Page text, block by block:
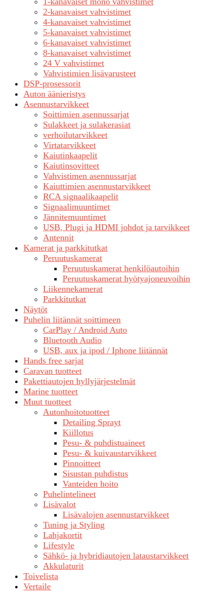
2-kanavaiset vahvistimet
4-kanavaiset vahvistimet
5-kanavaiset vahvistimet
6-kanavaiset vahvistimet
8-kanavaiset vahvistimet
24 V vahvistimet
Vahvistimien lisävarusteet
DSP-prosessorit
Auton äänieristys
Asennustarvikkeet
Soittimien asennussarjat
Sulakkeet ja sulakerasiat
verhoilutarvikkeet
Virtatarvikkeet
Kaiutinkaapelit
Kaiutinsovitteet
Vahvistimen asennussarjat
Kaiuttimien asennustarvikkeet
RCA signaalikaapelit
Signaalimuuntimet
Jännitemuuntimet
USB, Plugi ja HDMI johdot ja tarvikkeet
Antennit
Kamerat ja parkkitutkat
Peruutuskamerat
Peruutuskamerat henkilöautoihin
Peruutuskamerat hyötyajoneuvoihin
Liikennekamerat
Parkkitutkat
Näytöt
Puhelin liitännät soittimeen
CarPlay / Android Auto
Bluetooth Audio
USB, aux ja ipod / Iphone liitännät
Hands free sarjat
Caravan tuotteet
Pakettiautojen hyllyjärjestelmät
Marine tuotteet
Muut tuotteet
Autonhoitotuotteet
Detailing Sprayt
Kiillotus
Pesu- & puhdistuaineet
Pesu- & kuivaustarvikkeet
Pinnoitteet
Sisustan puhdistus
Vanteiden hoito
Puhelintelineet
Lisävalot
Lisävalojen asennustarvikkeet
Tuning ja Styling
Lahjakortit
Lifestyle
Sähkö- ja hybridiautojen lataustarvikkeet
Akkulaturit
Toivelista
Vertaile